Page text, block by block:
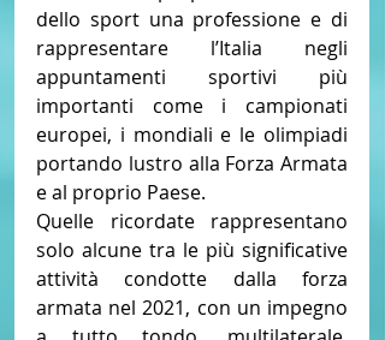
dello sport una professione e di
rappresentare l’Italia negli
appuntamenti sportivi più
importanti come i campionati
europei, i mondiali e le olimpiadi
portando lustro alla Forza Armata
e al proprio Paese.
Quelle ricordate rappresentano
solo alcune tra le più significative
attività condotte dalla forza
armata nel 2021, con un impegno